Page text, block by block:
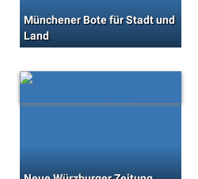
Münchener Bote für Stadt und
Land